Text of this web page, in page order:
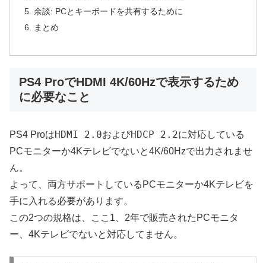
余談: PCとキーボードを共有するために
まとめ
PS4 ProでHDMI 4K/60Hzで表示するため
に必要なこと
PS4 ProはHDMI 2.0およびHDCP 2.2に対応している
PCモニターか4Kテレビでないと4K/60Hzで出力されませ
ん。
よって、両方サポートしているPCモニターか4Kテレビを
手に入れる必要があります。
この2つの規格は、ここ1、2年で販売されたPCモニタ
ー、4Kテレビでないと対応してません。